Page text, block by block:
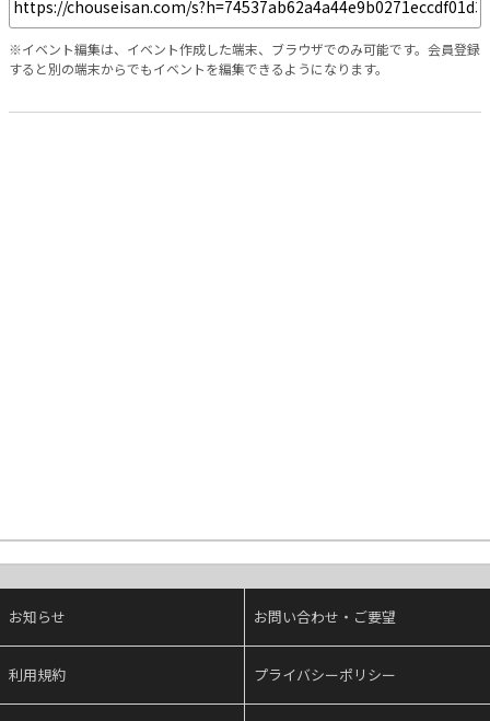
※イベント編集は、イベント作成した端末、ブラウザでのみ可能です。会員登録
すると別の端末からでもイベントを編集できるようになります。
お知らせ お問い合わせ・ご要望
利用規約 プライバシーポリシー